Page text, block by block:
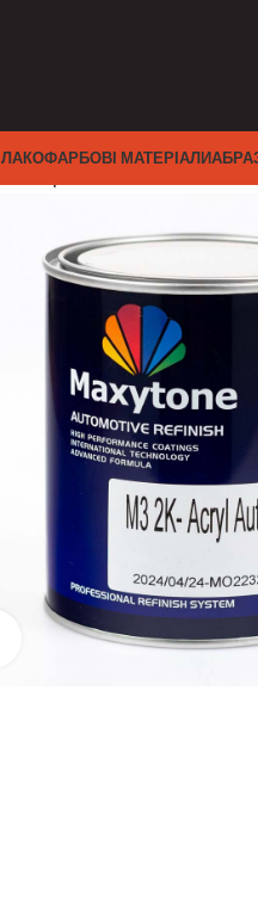
ЛАКОФАРБОВІ МАТЕРІАЛИ
Click to enlarge